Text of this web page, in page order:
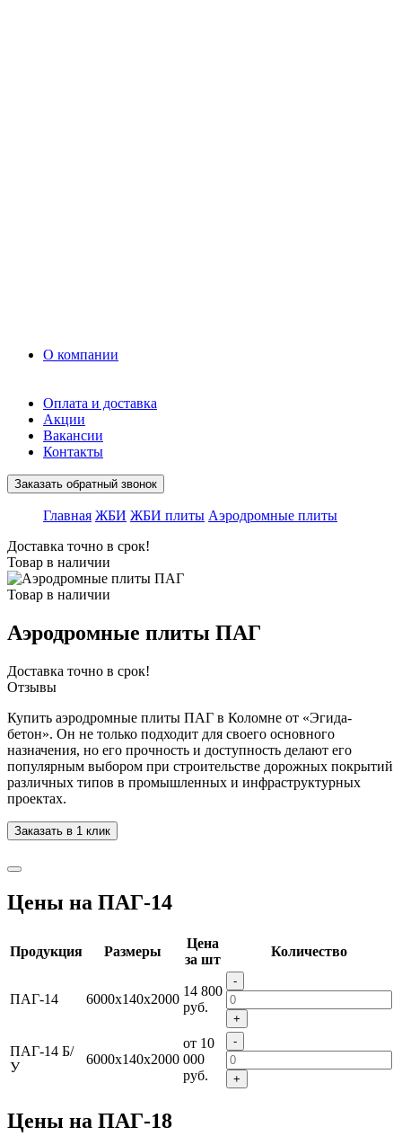
О компании
Оплата и доставка
Акции
Вакансии
Контакты
Заказать обратный звонок
Главная ЖБИ ЖБИ плиты Аэродромные плиты
Доставка точно в срок!
Товар в наличии
Товар в наличии
Аэродромные плиты ПАГ
Доставка точно в срок!
Отзывы
Купить аэродромные плиты ПАГ в Коломне от «Эгида-
бетон». Он не только подходит для своего основного
назначения, но его прочность и доступность делают его
популярным выбором при строительстве дорожных покрытий
различных типов в промышленных и инфраструктурных
проектах.
Заказать в 1 клик
Цены на ПАГ-14
Продукция Размеры
Цена
за шт
Количество
ПАГ-14 6000х140х2000
14 800
руб.
-
+
ПАГ-14 Б/
У
6000х140х2000
от 10
000
руб.
-
+
Цены на ПАГ-18